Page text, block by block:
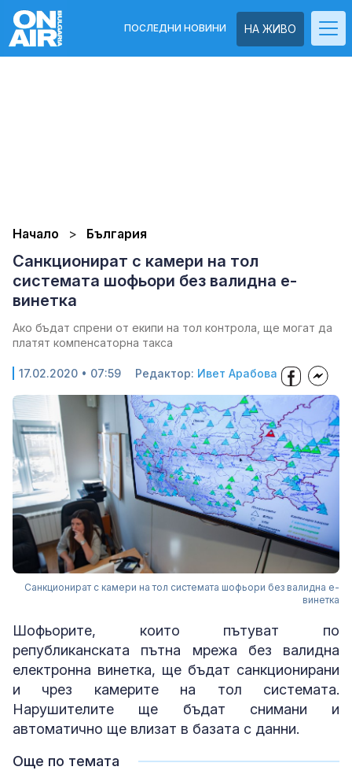
НА ЖИВО
ПОСЛЕДНИ НОВИНИ
Начало България
Санкционират с камери на тол
системата шофьори без валидна е-
винетка
Ако бъдат спрени от екипи на тол контрола, ще могат да
платят компенсаторна такса
17.02.2020 • 07:59 Редактор: Ивет Арабова
Санкционират с камери на тол системата шофьори без валидна е-
винетка
Шофьорите, които пътуват по
републиканската пътна мрежа без валидна
електронна винетка, ще бъдат санкционирани
и чрез камерите на тол системата.
Нарушителите ще бъдат снимани и
автоматично ще влизат в базата с данни.
Още по темата